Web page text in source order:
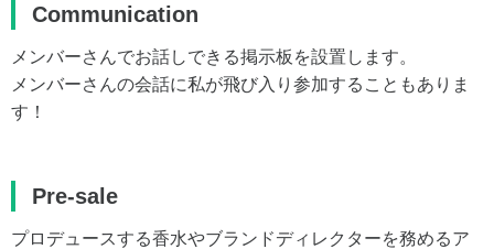
Communication
メンバーさんでお話しできる掲示板を設置します。
メンバーさんの会話に私が飛び入り参加することもありま
す！
Pre-sale
プロデュースする香水やブランドディレクターを務めるア